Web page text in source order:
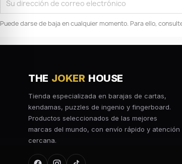
Puede darse de baja en cualquier momento. Para ello,
THE JOKER HOUSE
Tienda especializada en barajas de cartas,
kendamas, puzzles de ingenio y fingerboard.
Productos seleccionados de las mejores
marcas del mundo, con envío rápido y atención
cercana.